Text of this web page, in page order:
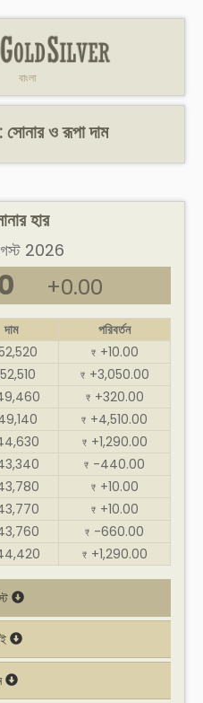
বাংলা
সোনার ও রূপা দাম
হার
2026
+0.00
দাম
পরিবর্তন
₹ +10.00
₹ +3,050.00
₹ +320.00
₹ +4,510.00
₹ +1,290.00
₹ -440.00
₹ +10.00
₹ +10.00
₹ -660.00
₹ +1,290.00